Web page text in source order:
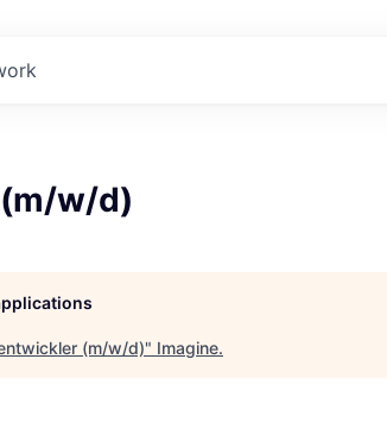
w/d)
(m/w/d)" Imagine.